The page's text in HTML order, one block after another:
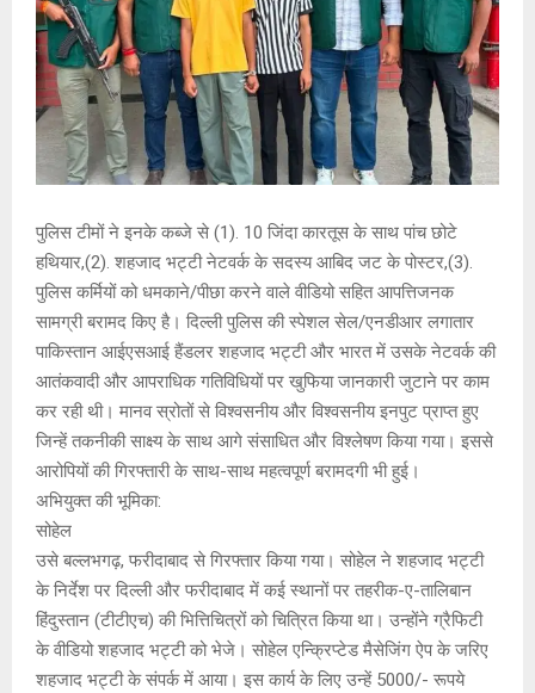
पुलिस टीमों ने इनके कब्जे से (1). 10 जिंदा कारतूस के साथ पांच छोटे
हथियार,(2). शहजाद भट्टी नेटवर्क के सदस्य आबिद जट के पोस्टर,(3).
पुलिस कर्मियों को धमकाने/पीछा करने वाले वीडियो सहित आपत्तिजनक
सामग्री बरामद किए है। दिल्ली पुलिस की स्पेशल सेल/एनडीआर लगातार
पाकिस्तान आईएसआई हैंडलर शहजाद भट्टी और भारत में उसके नेटवर्क की
आतंकवादी और आपराधिक गतिविधियों पर खुफिया जानकारी जुटाने पर काम
कर रही थी। मानव स्रोतों से विश्वसनीय और विश्वसनीय इनपुट प्राप्त हुए
जिन्हें तकनीकी साक्ष्य के साथ आगे संसाधित और विश्लेषण किया गया। इससे
आरोपियों की गिरफ्तारी के साथ-साथ महत्वपूर्ण बरामदगी भी हुई।
अभियुक्त की भूमिका:
सोहेल
उसे बल्लभगढ़, फरीदाबाद से गिरफ्तार किया गया। सोहेल ने शहजाद भट्टी
के निर्देश पर दिल्ली और फरीदाबाद में कई स्थानों पर तहरीक-ए-तालिबान
हिंदुस्तान (टीटीएच) की भित्तिचित्रों को चित्रित किया था। उन्होंने ग्रैफिटी
के वीडियो शहजाद भट्टी को भेजे। सोहेल एन्क्रिप्टेड मैसेजिंग ऐप के जरिए
शहजाद भट्टी के संपर्क में आया। इस कार्य के लिए उन्हें 5000/- रूपये